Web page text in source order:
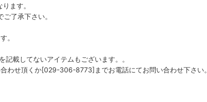
ます。
了承下さい。
。
載してないアイテムもございます。。
わせ頂くか[029-306-8773]までお電話にてお問い合わせ下さい。